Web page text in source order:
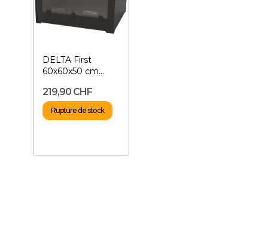
DELTA First
60x60x50 cm
PVC en kit
219,90 CHF
Rupture de stock